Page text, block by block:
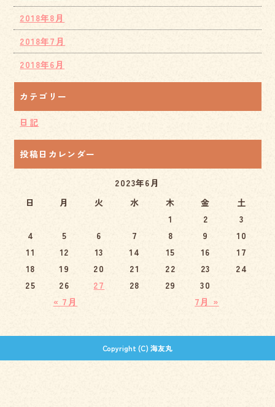
2018年8月
2018年7月
2018年6月
カテゴリー
日記
投稿日カレンダー
2023年6月
日
月 火 水 木 金 土
« 7月 7月 »
1 2
3
4
5 6 7 8 9
10
11
12 13 14 15 16
17
18
19 20 21 22 23
24
25
26 27 28 29 30
Copyright (C) 海友丸